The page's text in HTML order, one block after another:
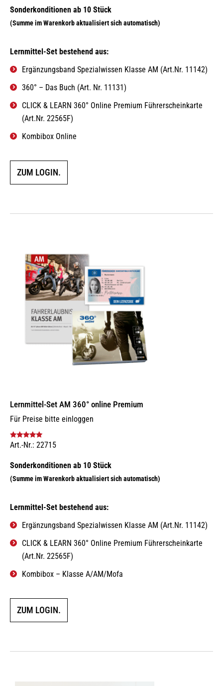
Lernmittel-Set bestehend aus:
Ergänzungsband Spezialwissen Klasse AM (Art.Nr. 11142)
360° – Das Buch (Art. Nr. 11131)
CLICK & LEARN 360° Online Premium Führerscheinkarte
(Art.Nr. 22565F)
Kombibox Online
ZUM LOGIN.
Lernmittel-Set AM 360° online Premium
Für Preise bitte einloggen
Bewertet mit
Art.-Nr.: 22715
Lernmittel-Set bestehend aus:
Ergänzungsband Spezialwissen Klasse AM (Art.Nr. 11142)
CLICK & LEARN 360° Online Premium Führerscheinkarte
(Art.Nr. 22565F)
Kombibox – Klasse A/AM/Mofa
ZUM LOGIN.